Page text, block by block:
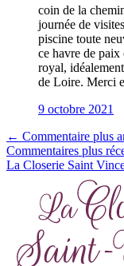
coin de la
journée de
piscine toute
ce havre de paix
royal,
de Loire. Merci
9 octobre 2021
← Commentaire plus
Commentaires plus
La Closerie Saint